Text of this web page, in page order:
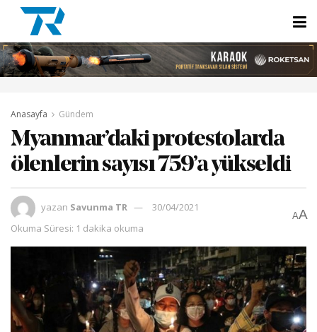
Anasayfa Gündem
Myanmar’daki protestolarda
ölenlerin sayısı 759’a yükseldi
yazan Savunma TR
30/04/2021
Okuma Süresi: 1 dakika okuma
AA